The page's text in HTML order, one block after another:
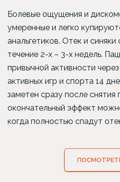
Болевые ощущения и
умеренные и легко
анальгетиков. Отек и
течение 2-х – 3-х недель.
привычной активности
активных игр и спорта 14
заметен сразу после снятия
окончательный эффект
когда полностью спадут